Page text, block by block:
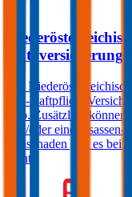
Autoversicherung
Die
Kfz-Haftpflicht
Mio. Zusätzlich
und/oder eine
Freischaden gibt es bei
nicht.